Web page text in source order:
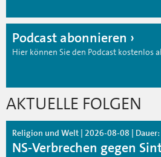
Podcast abonnieren
Hier können Sie den Podcast kostenlos
AKTUELLE FOLGEN
Religion und Welt | 2026-08-08 |
NS-Verbrechen gegen